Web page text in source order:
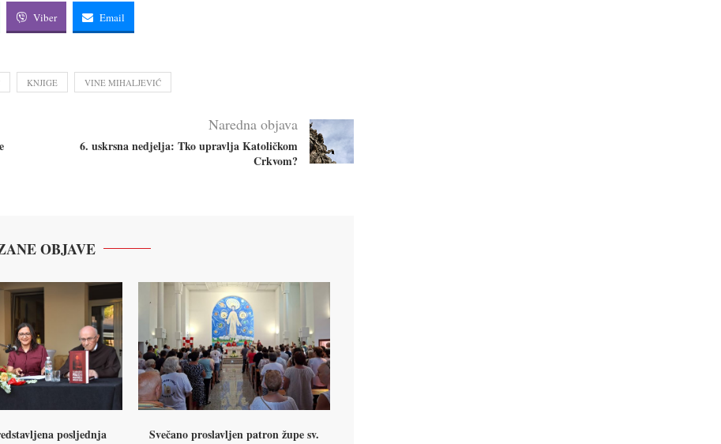
Viber Email
KNJIGE VINE MIHALJEVIĆ
Naredna objava
6. uskrsna nedjelja: Tko upravlja Katoličkom
Crkvom?
OBJAVE
posljednja
Svečano proslavljen patron župe sv.